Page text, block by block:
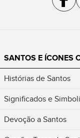
SANTOS E ÍCONES
Histórias de Santos
Significados e
Devoção a Santos